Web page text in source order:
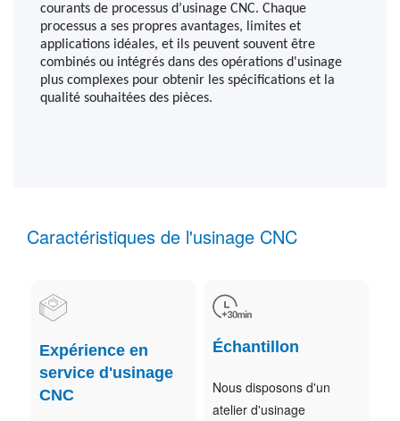
courants de processus d’usinage CNC. Chaque
processus a ses propres avantages, limites et
applications idéales, et ils peuvent souvent être
combinés ou intégrés dans des opérations d'usinage
plus complexes pour obtenir les spécifications et la
qualité souhaitées des pièces.
Caractéristiques de l'usinage CNC
Expérience en
service d'usinage
CNC
Échantillon
Nous disposons d'un
atelier d'usinage